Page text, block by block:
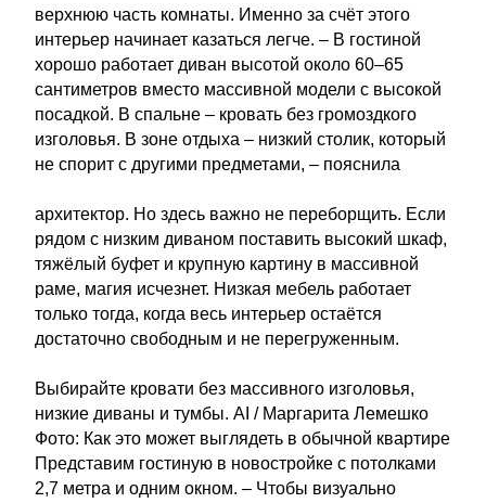
верхнюю часть комнаты. Именно за счёт этого
интерьер начинает казаться легче. – В гостиной
хорошо работает диван высотой около 60–65
сантиметров вместо массивной модели с высокой
посадкой. В спальне – кровать без громоздкого
изголовья. В зоне отдыха – низкий столик, который
не спорит с другими предметами, – пояснила
архитектор. Но здесь важно не переборщить. Если
рядом с низким диваном поставить высокий шкаф,
тяжёлый буфет и крупную картину в массивной
раме, магия исчезнет. Низкая мебель работает
только тогда, когда весь интерьер остаётся
достаточно свободным и не перегруженным.
Выбирайте кровати без массивного изголовья,
низкие диваны и тумбы. AI / Маргарита Лемешко
Фото: Как это может выглядеть в обычной квартире
Представим гостиную в новостройке с потолками
2,7 метра и одним окном. – Чтобы визуально